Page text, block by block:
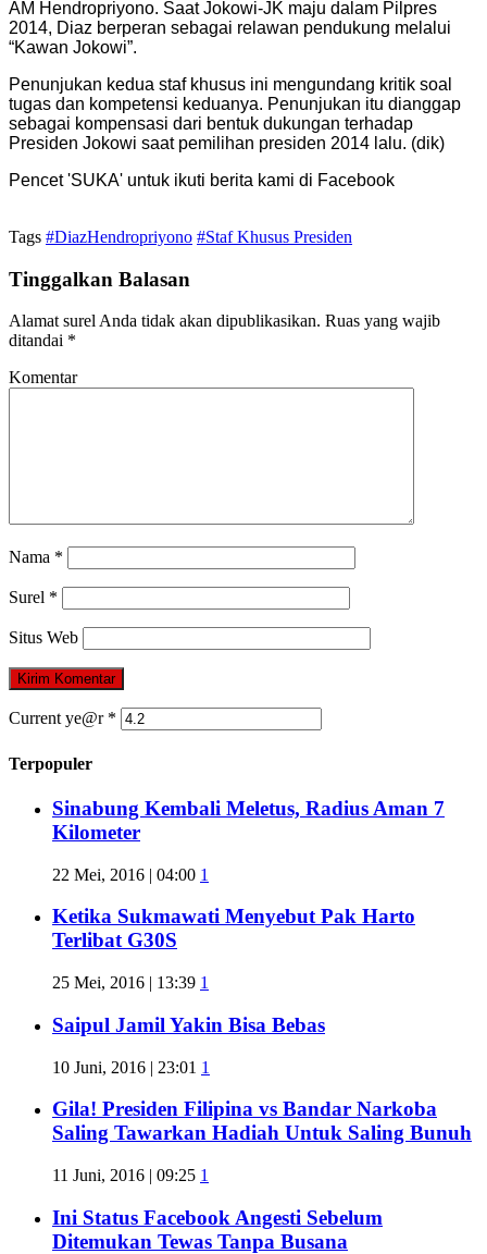
AM Hendropriyono. Saat Jokowi-JK maju dalam Pilpres
2014, Diaz berperan sebagai relawan pendukung melalui
“Kawan Jokowi”.
Penunjukan kedua staf khusus ini mengundang kritik soal
tugas dan kompetensi keduanya. Penunjukan itu dianggap
sebagai kompensasi dari bentuk dukungan terhadap
Presiden Jokowi saat pemilihan presiden 2014 lalu. (dik)
Pencet 'SUKA' untuk ikuti berita kami di Facebook
Tags #DiazHendropriyono #Staf Khusus Presiden
Tinggalkan Balasan
Alamat surel Anda tidak akan dipublikasikan. Ruas yang wajib
ditandai *
Komentar
Nama *
Surel *
Situs Web
Current ye@r *
Terpopuler
Sinabung Kembali Meletus, Radius Aman 7
Kilometer
22 Mei, 2016 | 04:00 1
Ketika Sukmawati Menyebut Pak Harto
Terlibat G30S
25 Mei, 2016 | 13:39 1
Saipul Jamil Yakin Bisa Bebas
10 Juni, 2016 | 23:01 1
Gila! Presiden Filipina vs Bandar Narkoba
Saling Tawarkan Hadiah Untuk Saling Bunuh
11 Juni, 2016 | 09:25 1
Ini Status Facebook Angesti Sebelum
Ditemukan Tewas Tanpa Busana